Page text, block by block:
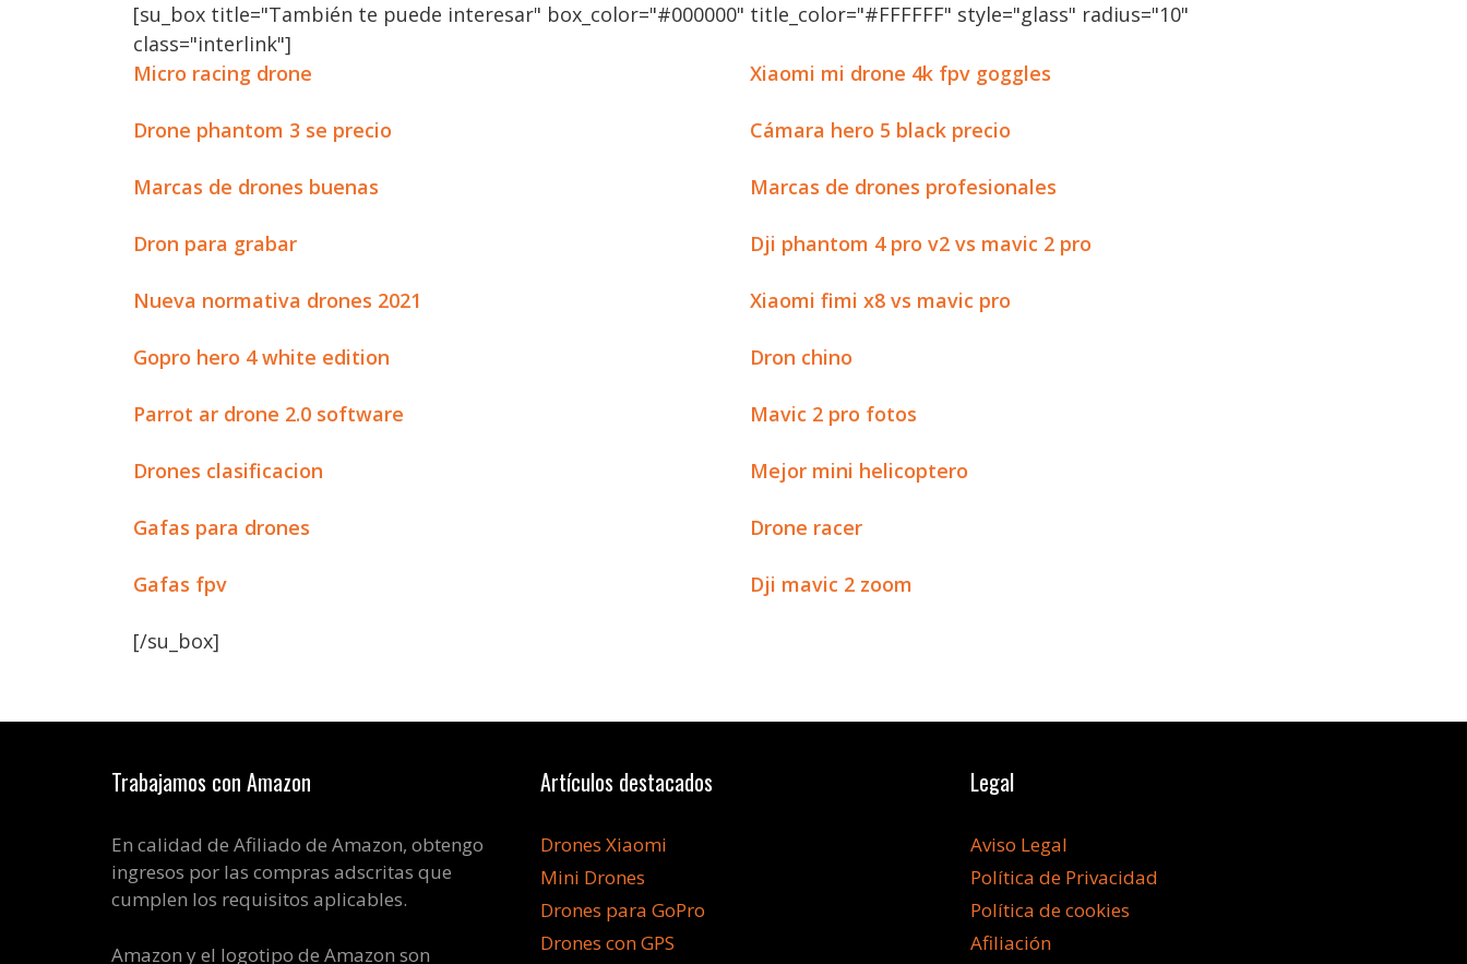
[su_box title="También te puede interesar" box_color="#000000" title_color="#FFFFFF" style="glass" radius="10"
class="interlink"]
Micro racing drone
Xiaomi mi drone 4k fpv goggles
Drone phantom 3 se precio Cámara hero 5 black precio
Marcas de drones buenas Marcas de drones profesionales
Dron para grabar Dji phantom 4 pro v2 vs mavic 2 pro
Nueva normativa drones 2021 Xiaomi fimi x8 vs mavic pro
Gopro hero 4 white edition Dron chino
Parrot ar drone 2.0 software Mavic 2 pro fotos
Drones clasificacion Mejor mini helicoptero
Gafas para drones Drone racer
Gafas fpv Dji mavic 2 zoom
[/su_box]
Trabajamos con Amazon
En calidad de Afiliado de Amazon, obtengo
ingresos por las compras adscritas que
cumplen los requisitos aplicables.
Amazon y el logotipo de Amazon son
Artículos destacados
Drones Xiaomi
Mini Drones
Drones para GoPro
Drones con GPS
Legal
Aviso Legal
Política de Privacidad
Política de cookies
Afiliación